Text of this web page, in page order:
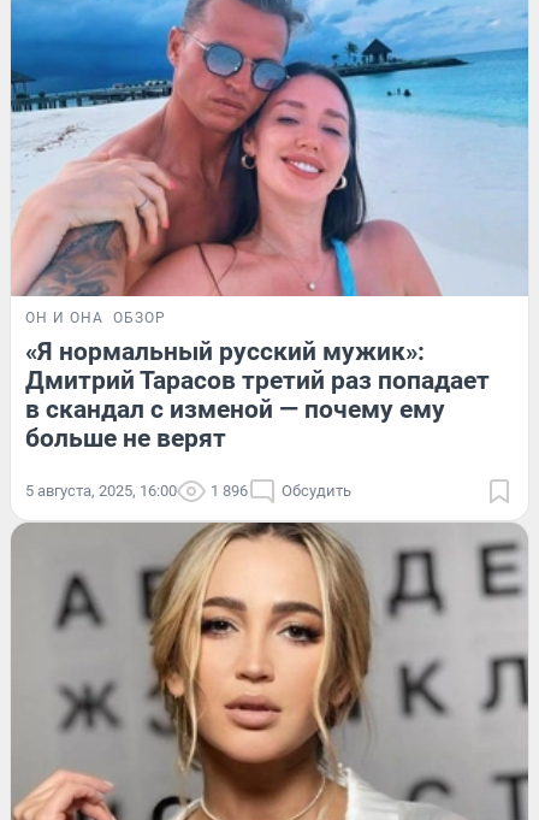
ОН И ОНА ОБЗОР
«Я нормальный русский мужик»:
Дмитрий Тарасов третий раз попадает
в скандал с изменой — почему ему
больше не верят
5 августа, 2025, 16:00 1 896 Обсудить